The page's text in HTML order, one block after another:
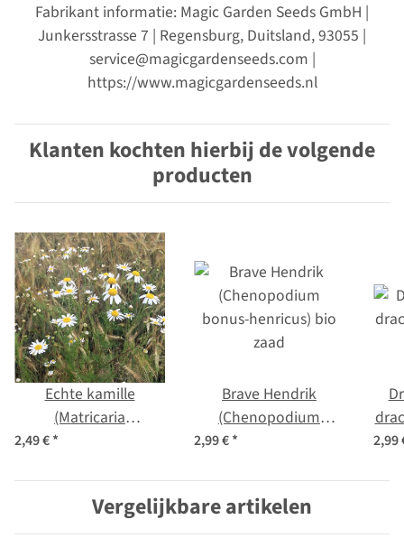
Fabrikant informatie: Magic Garden Seeds GmbH |
Junkersstrasse 7 | Regensburg, Duitsland, 93055 |
service@magicgardenseeds.com |
https://www.magicgardenseeds.nl
Klanten kochten hierbij de volgende
producten
Echte kamille
(Matricaria
chamomilla) bio zaad
2,49 €*
Brave Hendrik
(Chenopodium
bonus-henricus) bio
2,99 €* 2,99
Vergelijkbare artikelen